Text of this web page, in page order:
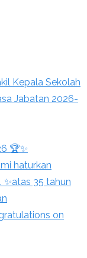
Kepala Sekolah
Jabatan 2026-
🏆✨
haturkan
✨atas 35 tahun
on